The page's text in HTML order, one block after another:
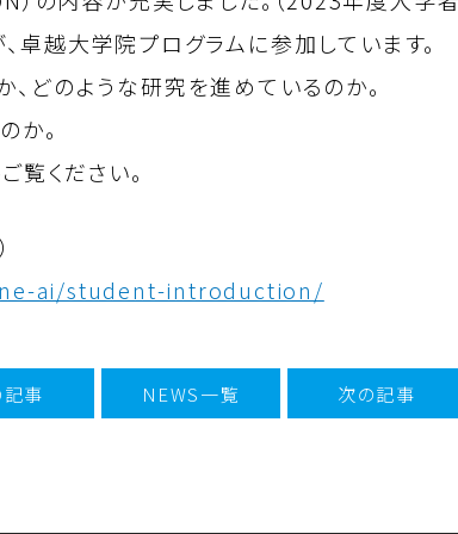
卓越大学院プログラムに参加しています。
どのような研究を進めているのか。
か。
覧ください。
ai/student-introduction/
事 NEWS一覧 次の記事